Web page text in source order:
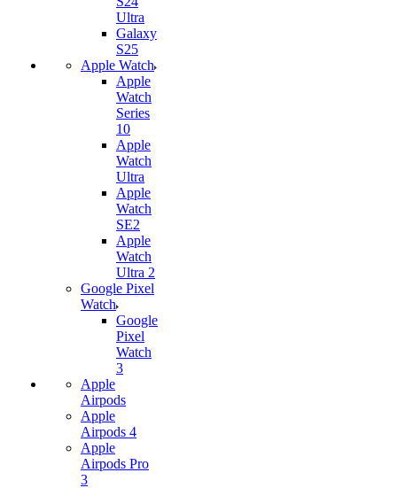
Ultra
Galaxy
S25
Apple Watch
Apple
Watch
Series
10
Apple
Watch
Ultra
Apple
Watch
SE2
Apple
Watch
Ultra 2
Google Pixel
Watch
Google
Pixel
Watch
3
Apple
Airpods
Apple
Airpods 4
Apple
Airpods Pro
3